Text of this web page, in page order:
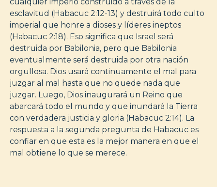
esclavitud (Habacuc 2:12-13) y destruirá todo culto
imperial que honre a dioses y líderes ineptos
(Habacuc 2:18). Eso significa que Israel será
destruida por Babilonia, pero que Babilonia
eventualmente será destruida por otra nación
orgullosa. Dios usará continuamente el mal para
juzgar al mal hasta que no quede nada que
juzgar. Luego, Dios inaugurará un Reino que
abarcará todo el mundo y que inundará la Tierra
con verdadera justicia y gloria (Habacuc 2:14). La
respuesta a la segunda pregunta de Habacuc es
confiar en que esta es la mejor manera en que el
mal obtiene lo que se merece.